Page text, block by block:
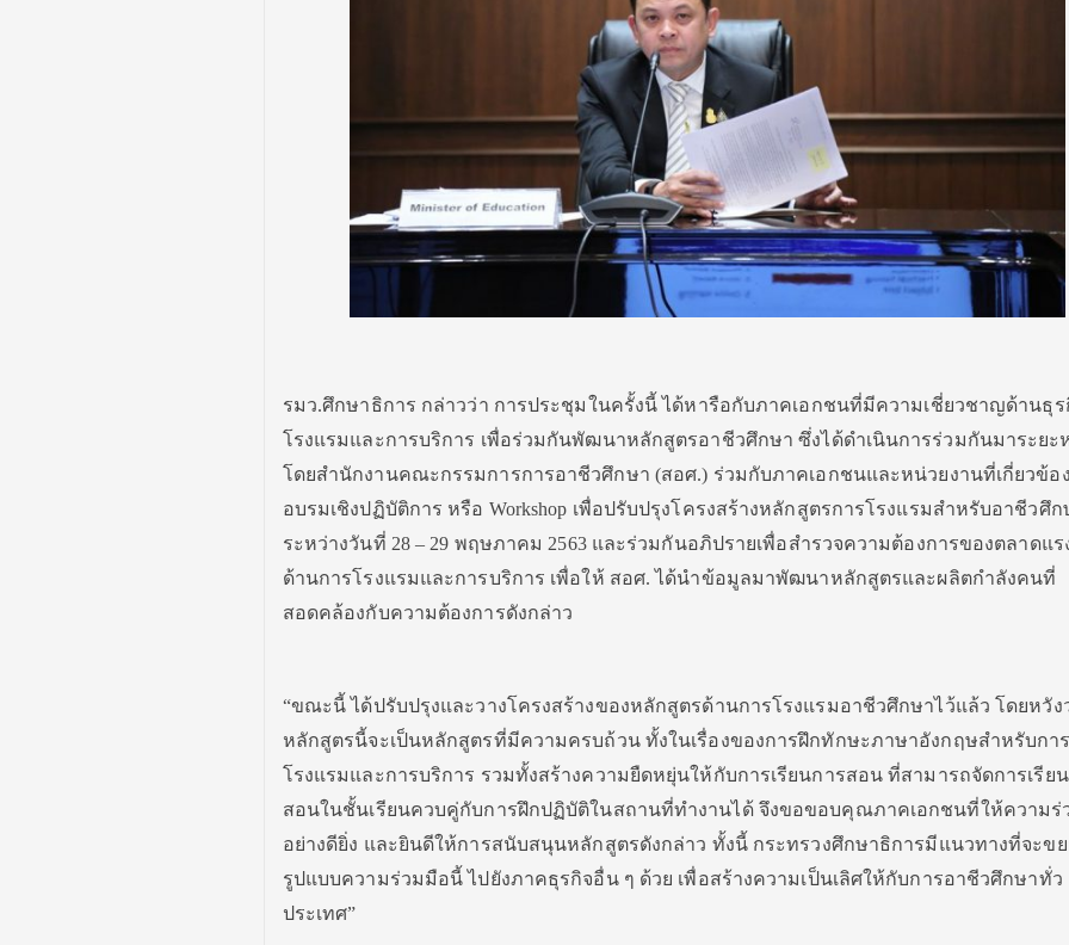
รมว.ศึกษาธิการ​ กล่าวว่า การประชุมในครั้งนี้ ได้หารือกับภาคเอกชนที่มีความเชี่ยวชาญด้านธุร
โรงแรมและการบริการ เพื่อร่วมกันพัฒนาหลักสูตรอาชีวศึกษา ซึ่งได้ดำเนินการร่วมกันมาระยะ
โดยสำนักงานคณะกรรมการการอาชีวศึกษา (สอศ.) ร่วมกับภาคเอกชนและหน่วยงานที่เกี่ยวข้อ
อบรมเชิงปฏิบัติการ หรือ Workshop เพื่อปรับปรุงโครงสร้างหลักสูตรการโรงแรมสำหรับอาชีวศึก
ระหว่างวันที่ 28 – 29 พฤษภาคม 2563 และร่วมกันอภิปรายเพื่อสำรวจความต้องการของตลาดแร
ด้านการโรงแรมและการบริการ เพื่อให้ สอศ. ได้นำข้อมูลมาพัฒนาหลักสูตรและผลิตกำลังคนที่
สอดคล้องกับความต้องการดังกล่าว
“ขณะนี้ ได้ปรับปรุงและวางโครงสร้างของหลักสูตรด้านการโรงแรมอาชีวศึกษาไว้แล้ว โดยหวัง
หลักสูตรนี้จะเป็นหลักสูตรที่มีความครบถ้วน ทั้งในเรื่องของการฝึกทักษะภาษาอังกฤษสำหรับการ
โรงแรมและการบริการ รวมทั้งสร้างความยืดหยุ่นให้กับการเรียนการสอน ที่สามารถจัดการเรีย
สอนในชั้นเรียนควบคู่กับการฝึกปฏิบัติในสถานที่ทำงานได้ จึงขอขอบคุณภาคเอกชนที่ให้ความร่
อย่างดียิ่ง และยินดีให้การสนับสนุนหลักสูตรดังกล่าว ทั้งนี้ กระทรวงศึกษาธิการมีแนวทางที่จะขย
รูปแบบความร่วมมือนี้ ไปยังภาคธุรกิจอื่น ๆ ด้วย เพื่อสร้างความเป็นเลิศให้กับการอาชีวศึกษาทั่ว
ประเทศ”